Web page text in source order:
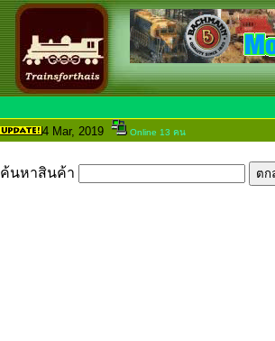
4 Mar, 2019 Online 13 คน
ค้นหาสินค้า